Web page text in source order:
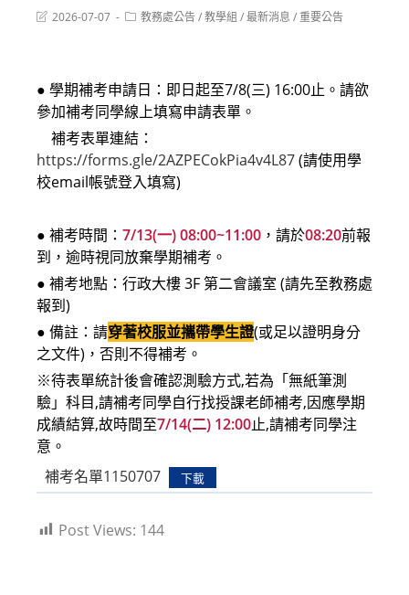
Post2026-07-07
Post教務處公告/教學組 /最新消息 /重要公告
● 學期補考申請日：即日起至7/8(三) 16:00止。請欲
參加補考同學線上填寫申請表單。
補考表單連結：
https://forms.gle/2AZPECokPia4v4L87(請使用學
校email帳號登入填寫)
● 補考時間： 7/13(一) 08:00~11:00 ，請於08:20前報
到，逾時視同放棄學期補考。
● 補考地點：行政大樓 3F 第二會議室 (請先至教務處
報到)
● 備註：請穿著校服並攜帶學生證(或足以證明身分
之文件)，否則不得補考。
※待表單統計後會確認測驗方式,若為「無紙筆測
驗」科目,請補考同學自行找授課老師補考,因應學期
成績結算,故時間至7/14(二) 12:00止,請補考同學注
意。
補考名單1150707
下載
Post Views: 144